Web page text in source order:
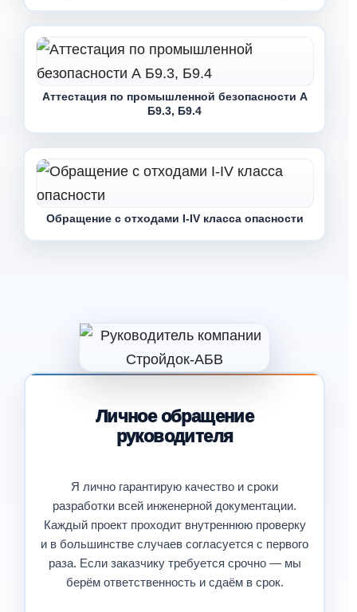
Аттестация по промышленной безопасности А
Б9.3, Б9.4
Обращение с отходами I-IV класса опасности
Личное обращение
руководителя
Я лично гарантирую качество и сроки
разработки всей инженерной документации.
Каждый проект проходит внутреннюю проверку
и в большинстве случаев согласуется с первого
раза. Если заказчику требуется срочно — мы
берём ответственность и сдаём в срок.